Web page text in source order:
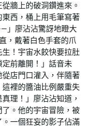
牆上的破洞鑽進來。
西，桶上用毛筆寫著
」廖沾沾驚訝地瞪大
，戴著白色手套的爪
！宇宙水餃快要拉肚
前離開！」話音未
店門口灌入，伴隨著
裡的醬油比例嚴重失
理！」廖沾沾知道，
。他的宇宙冒險，被
一個狂妄的影子佔滿